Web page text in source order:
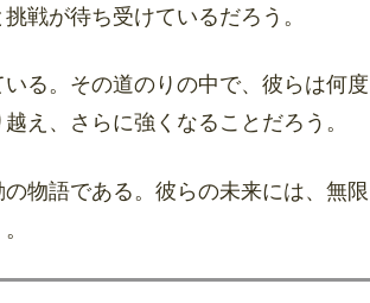
戦が待ち受けているだろう。
る。その道のりの中で、彼らは何度
え、さらに強くなることだろう。
物語である。彼らの未来には、無限